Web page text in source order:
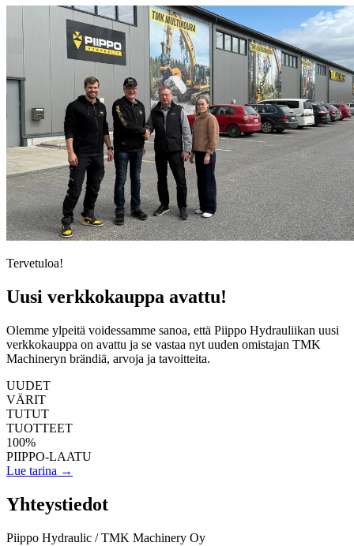
Tervetuloa!
Uusi verkkokauppa avattu!
Olemme ylpeitä voidessamme sanoa, että Piippo Hydrauliikan uusi
verkkokauppa on avattu ja se vastaa nyt uuden omistajan TMK
Machineryn brändiä, arvoja ja tavoitteita.
UUDET
VÄRIT
TUTUT
TUOTTEET
100%
PIIPPO-LAATU
Lue tarina →
Yhteystiedot
Piippo Hydraulic / TMK Machinery Oy